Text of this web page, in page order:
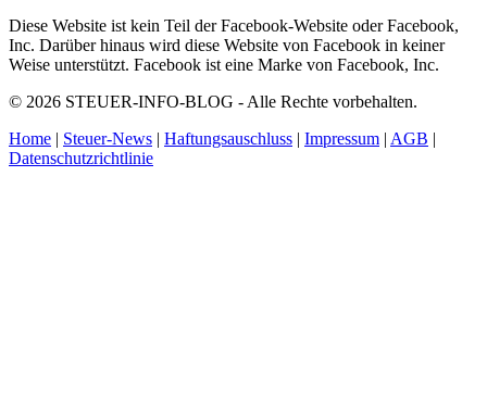
Diese Website ist kein Teil der Facebook-Website oder Facebook,
Inc. Darüber hinaus wird diese Website von Facebook in keiner
Weise unterstützt. Facebook ist eine Marke von Facebook, Inc.
© 2026 STEUER-INFO-BLOG - Alle Rechte vorbehalten.
Home | Steuer-News | Haftungsauschluss | Impressum | AGB |
Datenschutzrichtlinie